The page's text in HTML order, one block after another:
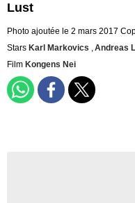
Lust
Photo ajoutée le 2 mars 2017
Stars Karl Markovics ,Andreas
Film Kongens Nei